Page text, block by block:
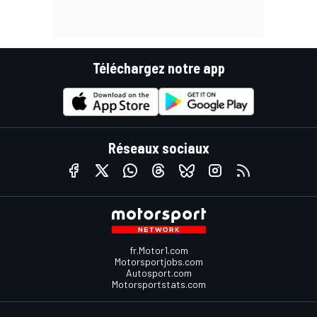
Téléchargez notre app
Réseaux sociaux
fr.Motor1.com
Motorsportjobs.com
Autosport.com
Motorsportstats.com